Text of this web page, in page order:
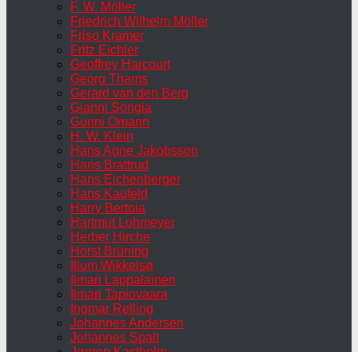
F. W. Möller
Friedrich Wilhelm Möller
Friso Kramer
Fritz Eichler
Geoffrey Harcourt
Georg Thams
Gerard van den Berg
Gianni Songia
Gunni Omann
H. W. Klein
Hans Agne Jakobsson
Hans Brattrud
Hans Eichenberger
Hans Kaufeld
Harry Bertoia
Hartmut Lohmeyer
Herber Hirche
Horst Brüning
Illum Wikkelsø
Ilmari Lappalainen
Ilmari Tapiovaara
Ingmar Relling
Johannes Andersen
Johannes Spalt